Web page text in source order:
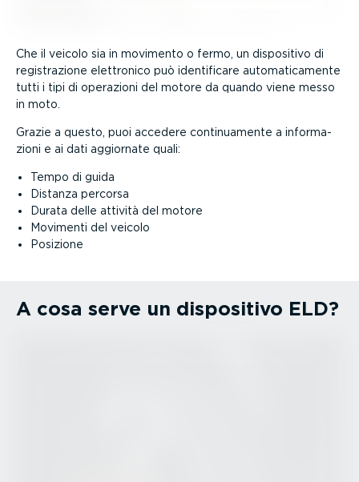
Che il veicolo sia in movimento o fermo, un dispositivo di
registra­zione elettronico può identi­ficare automa­ti­ca­mente
tutti i tipi di operazioni del motore da quando viene messo
in moto.
Grazie a questo, puoi accedere conti­nua­mente a infor­ma­
zioni e ai dati aggiornate quali:
Tempo di guida
Distanza percorsa
Durata delle attività del motore
Movimenti del veicolo
Posizione
A cosa serve un dispositivo ELD?